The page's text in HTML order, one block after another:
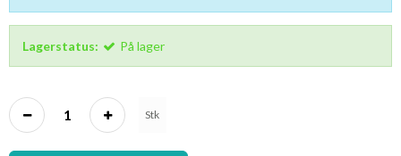
Lagerstatus: På lager
Stk